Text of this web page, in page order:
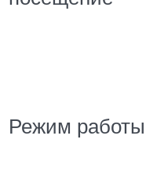
Режим работы